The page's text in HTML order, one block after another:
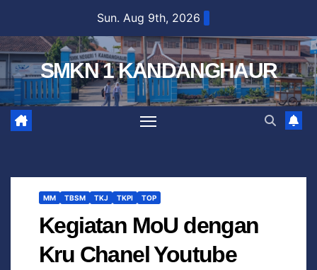
Sun. Aug 9th, 2026
SMKN 1 KANDANGHAUR
MM TBSM TKJ TKPI TOP
Kegiatan MoU dengan
Kru Chanel Youtube